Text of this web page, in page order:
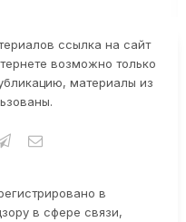
ссылка на сайт
возможно только
материалы из
в
в сфере связи,